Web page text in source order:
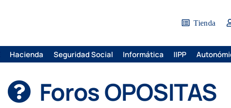
Tienda
Hacienda Seguridad Social Informática IIPP
Foros OPOSITAS